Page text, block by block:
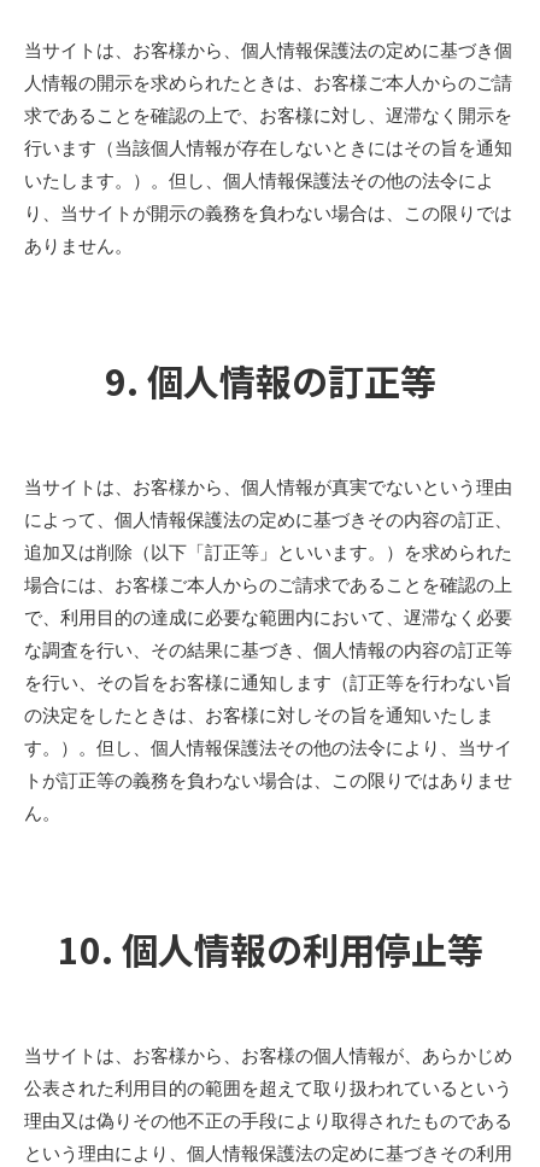
当サイトは、お客様から、個人情報保護法の定めに基づき個
人情報の開示を求められたときは、お客様ご本人からのご請
求であることを確認の上で、お客様に対し、遅滞なく開示を
行います（当該個人情報が存在しないときにはその旨を通知
いたします。）。但し、個人情報保護法その他の法令によ
り、当サイトが開示の義務を負わない場合は、この限りでは
ありません。
9. 個人情報の訂正等
当サイトは、お客様から、個人情報が真実でないという理由
によって、個人情報保護法の定めに基づきその内容の訂正、
追加又は削除（以下「訂正等」といいます。）を求められた
場合には、お客様ご本人からのご請求であることを確認の上
で、利用目的の達成に必要な範囲内において、遅滞なく必要
な調査を行い、その結果に基づき、個人情報の内容の訂正等
を行い、その旨をお客様に通知します（訂正等を行わない旨
の決定をしたときは、お客様に対しその旨を通知いたしま
す。）。但し、個人情報保護法その他の法令により、当サイ
トが訂正等の義務を負わない場合は、この限りではありませ
ん。
10. 個人情報の利用停止等
当サイトは、お客様から、お客様の個人情報が、あらかじめ
公表された利用目的の範囲を超えて取り扱われているという
理由又は偽りその他不正の手段により取得されたものである
という理由により、個人情報保護法の定めに基づきその利用